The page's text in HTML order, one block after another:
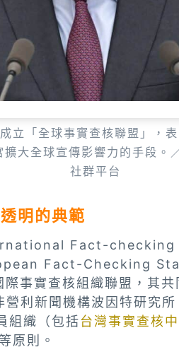
立「全球事實查核聯盟」，
大全球宣傳影響力的手段。
社群平台
明的典範
Fact-
Fact-Checking
事實查核組織聯盟，其
營利新聞機構波因特研
組織（包括台灣事實查核
原則。